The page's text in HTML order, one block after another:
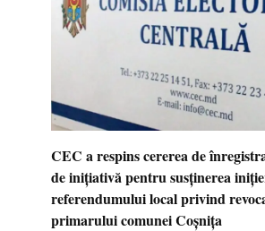
CEC a respins cererea de
de inițiativă pentru susținerea
referendumului local privind
primarului comunei Coșnița